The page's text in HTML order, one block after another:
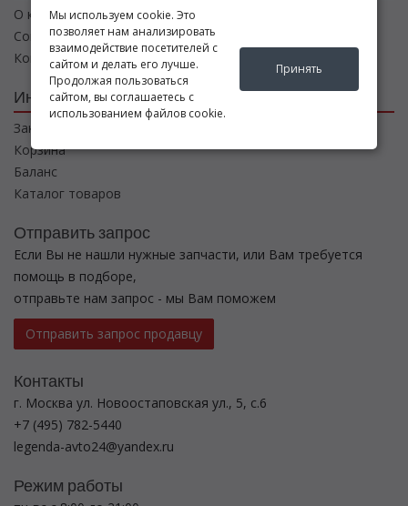
О компании
Соглашение
Контакты
Интернет магазин
Заказы
Корзина
Баланс
Каталог товаров
Отправить запрос
Если Вы не нашли нужные запчасти, или Вам требуется
помощь в подборе,
отправьте нам запрос - мы Вам поможем
Отправить запрос продавцу
Контакты
г. Москва ул. Новоостаповская ул., 5, с.6
+7 (495) 782-5440
legenda-avto24@yandex.ru
Режим работы
Мы используем cookie. Это
позволяет нам анализировать
взаимодействие посетителей с
сайтом и делать его лучше.
Продолжая пользоваться
сайтом, вы соглашаетесь с
использованием файлов cookie.
Принять